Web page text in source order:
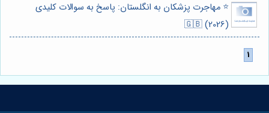
⭐️ مهاجرت پزشکان به انگلستان: پاسخ به سوالات کلیدی
(2026) 🇬🇧